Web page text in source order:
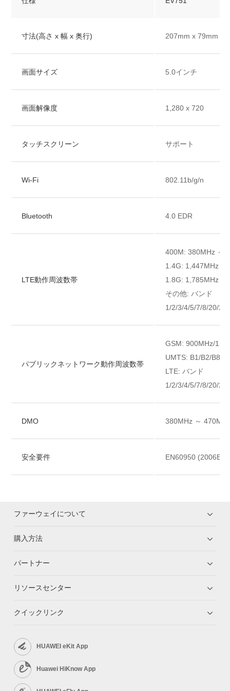
寸法(高さ x 幅 x 奥行) 207mm x 79mm x
画面サイズ 5.0インチ
画面解像度 1,280 x 720
タッチスクリーン サポート
Wi-Fi 802.11b/g/n
Bluetooth 4.0 EDR
LTE動作周波数帯
400M: 380MHz ～
1.4G: 1,447MHz
1.8G: 1,785MHz
その他: バンド
1/2/3/4/5/7/8/20/
パブリックネットワーク動作周波数帯
GSM: 900MHz/
UMTS: B1/B2/B8
LTE: バンド
1/2/3/4/5/7/8/20/
DMO 380MHz ～
安全要件 EN60950 (2006E)
ファーウェイについて
購入方法
パートナー
リソースセンター
クイックリンク
HUAWEI eKit App
Huawei HiKnow App